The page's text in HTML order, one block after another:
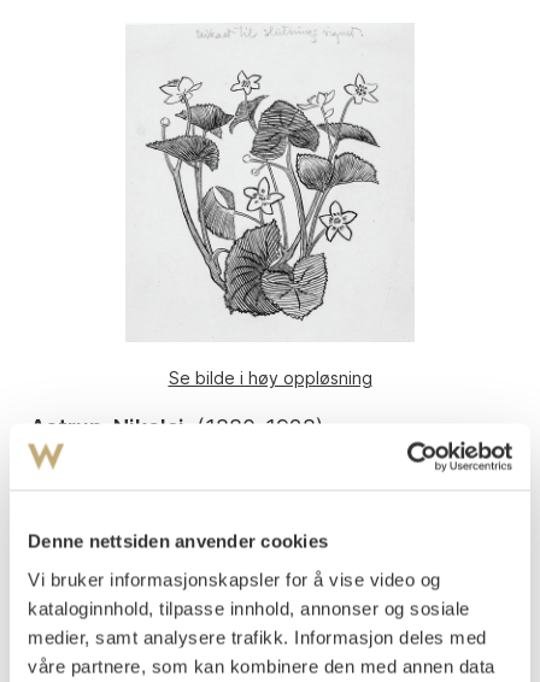
Denne nettsiden anvender cookies
Vi bruker informasjonskapsler for å vise video og
kataloginnhold, tilpasse innhold, annonser og sosiale
medier, samt analysere trafikk. Informasjon deles med
våre partnere, som kan kombinere den med annen data
Se bilde i høy oppløsning
Astrup, Nikolai (1880-1928)
Blåveis Slutnings-vignett
13,3x12,4
Usignert
Påtegnet med penn på verso: "Kari" og "Væve".
PROVENIENS:
Kunstnerens familie.